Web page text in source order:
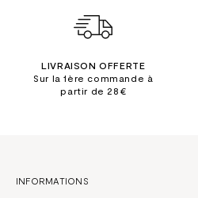
LIVRAISON OFFERTE
Sur la 1ère commande à
partir de 28€
INFORMATIONS